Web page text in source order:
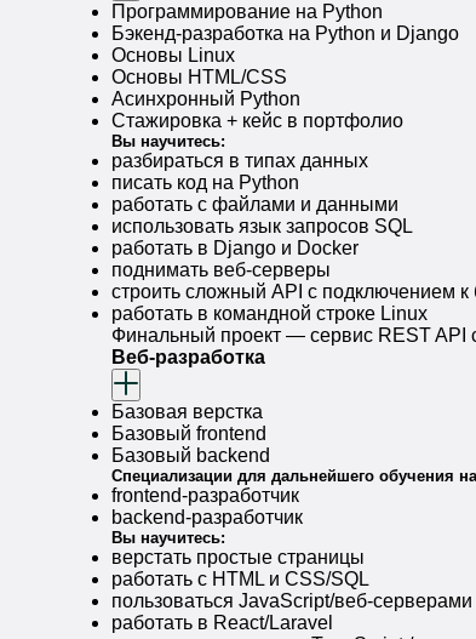
Программирование на Python
Бэкенд-разработка на Python и Django
Основы Linux
Основы HTML/CSS
Асинхронный Python
Стажировка + кейс в портфолио
Вы научитесь:
разбираться в типах данных
писать код на Python
работать с файлами и данными
использовать язык запросов SQL
работать в Django и Docker
поднимать веб-серверы
строить сложный API с подключением к
работать в командной строке Linux
Финальный проект — сервис REST API
Веб-разработка
Базовая верстка
Базовый frontend
Базовый backend
Специализации для дальнейшего обучения
frontend-разработчик
backend-разработчик
Вы научитесь:
верстать простые страницы
работать с HTML и CSS/SQL
пользоваться JavaScript/веб-серверами
работать в React/Laravel